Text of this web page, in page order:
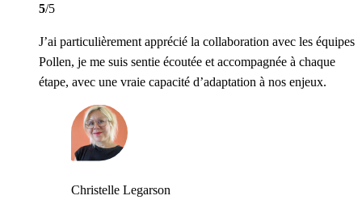
5/5
J’ai particulièrement apprécié la collaboration avec les équipes
Pollen, je me suis sentie écoutée et accompagnée à chaque
étape, avec une vraie capacité d’adaptation à nos enjeux.
Christelle Legarson